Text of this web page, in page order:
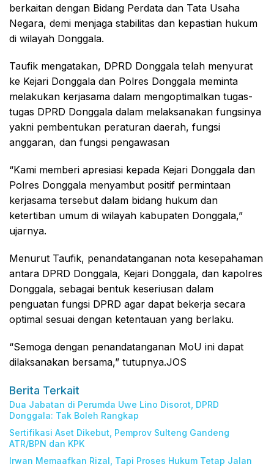
berkaitan dengan Bidang Perdata dan Tata Usaha
Negara, demi menjaga stabilitas dan kepastian hukum
di wilayah Donggala.
Taufik mengatakan, DPRD Donggala telah menyurat
ke Kejari Donggala dan Polres Donggala meminta
melakukan kerjasama dalam mengoptimalkan tugas-
tugas DPRD Donggala dalam melaksanakan fungsinya
yakni pembentukan peraturan daerah, fungsi
anggaran, dan fungsi pengawasan
“Kami memberi apresiasi kepada Kejari Donggala dan
Polres Donggala menyambut positif permintaan
kerjasama tersebut dalam bidang hukum dan
ketertiban umum di wilayah kabupaten Donggala,”
ujarnya.
Menurut Taufik, penandatanganan nota kesepahaman
antara DPRD Donggala, Kejari Donggala, dan kapolres
Donggala, sebagai bentuk keseriusan dalam
penguatan fungsi DPRD agar dapat bekerja secara
optimal sesuai dengan ketentauan yang berlaku.
“Semoga dengan penandatanganan MoU ini dapat
dilaksanakan bersama,” tutupnya.JOS
Berita Terkait
Dua Jabatan di Perumda Uwe Lino Disorot, DPRD
Donggala: Tak Boleh Rangkap
Sertifikasi Aset Dikebut, Pemprov Sulteng Gandeng
ATR/BPN dan KPK
Irwan Memaafkan Rizal, Tapi Proses Hukum Tetap Jalan